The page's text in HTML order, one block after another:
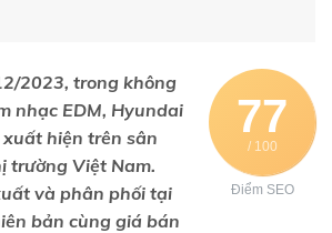
77
/ 100
Điểm SEO
2023, trong không
nhạc EDM, Hyundai
hiện trên sân
trường Việt Nam.
và phân phối tại
bản cùng giá bán